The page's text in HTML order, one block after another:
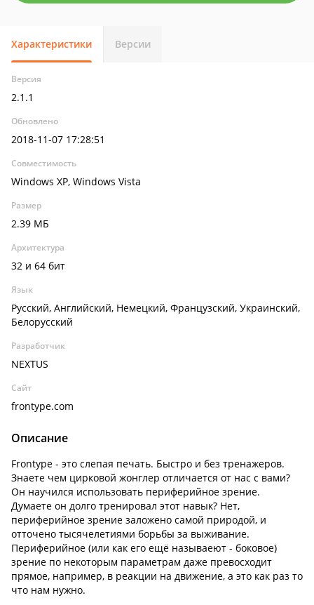
Характеристики Версии
Версия
2.1.1
Обновлено
2018-11-07 17:28:51
Совместимость
Windows XP, Windows Vista
Размер
2.39 МБ
Архитектура
32 и 64 бит
Язык
Русский, Английский, Немецкий, Французский, Украинский,
Белорусский
Разработчик
NEXTUS
Сайт
frontype.com
Описание
Frontype - это слепая печать. Быстро и без тренажеров.
Знаете чем цирковой жонглер отличается от нас с вами?
Он научился использовать периферийное зрение.
Думаете он долго тренировал этот навык? Нет,
периферийное зрение заложено самой природой, и
отточено тысячелетиями борьбы за выживание.
Периферийное (или как его ещё называеют - боковое)
зрение по некоторым параметрам даже превосходит
прямое, например, в реакции на движение, а это как раз то
что нам нужно.